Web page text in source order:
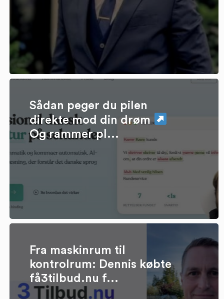
Sådan peger du pilen
direkte mod din drøm
Og rammer pl...
Fra maskinrum til
kontrolrum: Dennis købte
få3tilbud.nu f...